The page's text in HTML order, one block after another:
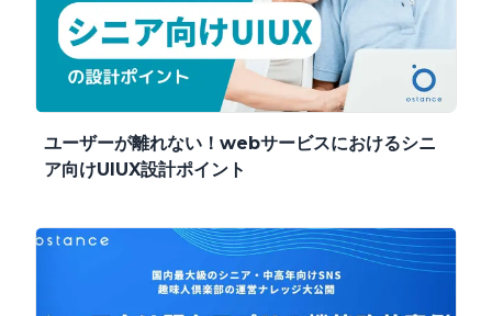
ユーザーが離れない！webサービスにおけるシニ
ア向けUIUX設計ポイント